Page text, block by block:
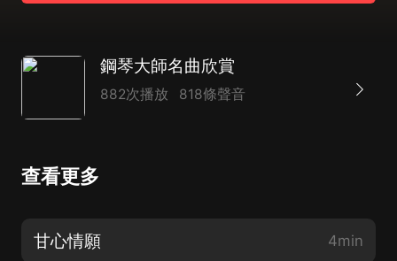
鋼琴大師名曲欣賞
882次播放 818條聲音
查看更多
甘心情願 4min